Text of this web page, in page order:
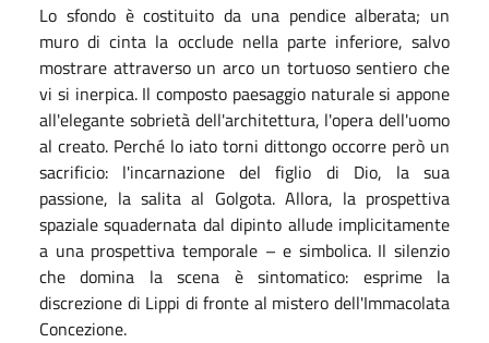
Lo sfondo è costituito da una pendice alberata; un
muro di cinta la occlude nella parte inferiore, salvo
mostrare attraverso un arco un tortuoso sentiero che
vi si inerpica. Il composto paesaggio naturale si appone
all'elegante sobrietà dell'architettura, l'opera dell'uomo
al creato. Perché lo iato torni dittongo occorre però un
sacrificio: l'incarnazione del figlio di Dio, la sua
passione, la salita al Golgota. Allora, la prospettiva
spaziale squadernata dal dipinto allude implicitamente
a una prospettiva temporale – e simbolica. Il silenzio
che domina la scena è sintomatico: esprime la
discrezione di Lippi di fronte al mistero dell'Immacolata
Concezione.